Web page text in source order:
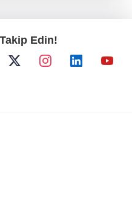
temizlik ve bakım
Edin!